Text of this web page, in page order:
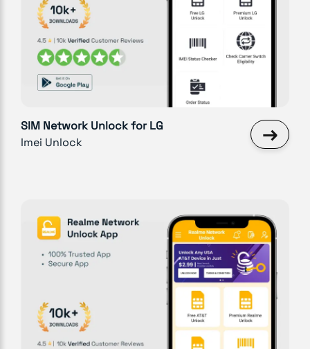
SIM Network Unlock for LG
Imei Unlock
→